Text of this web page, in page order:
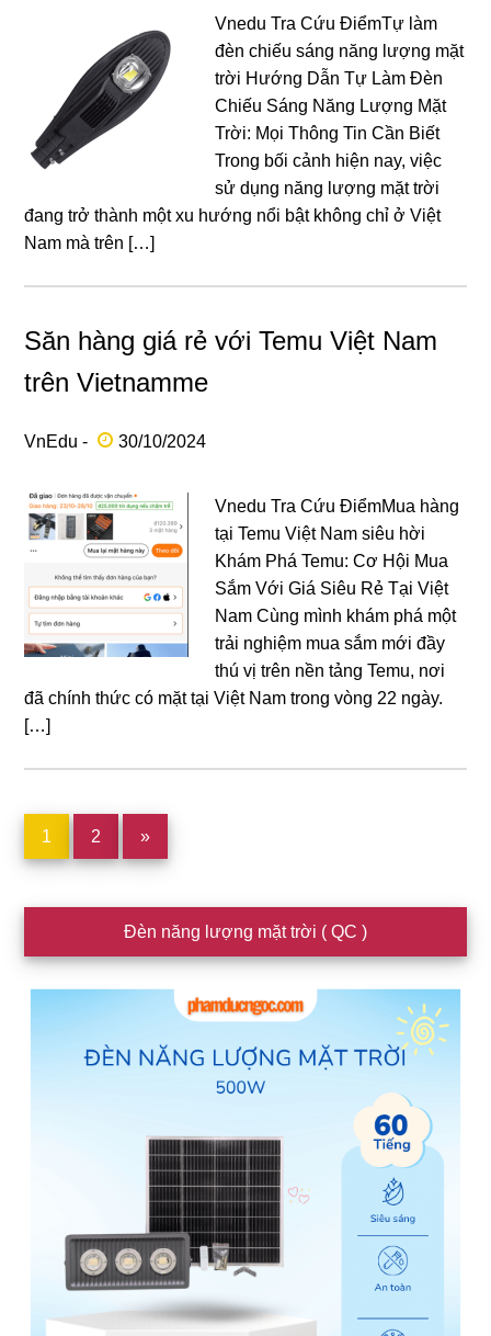
Vnedu Tra Cứu ĐiểmTự làm
đèn chiếu sáng năng lượng mặt
trời Hướng Dẫn Tự Làm Đèn
Chiếu Sáng Năng Lượng Mặt
Trời: Mọi Thông Tin Cần Biết
Trong bối cảnh hiện nay, việc
sử dụng năng lượng mặt trời
đang trở thành một xu hướng nổi bật không chỉ ở Việt
Nam mà trên […]
Săn hàng giá rẻ với Temu Việt Nam
trên Vietnamme
VnEdu - 30/10/2024
Vnedu Tra Cứu ĐiểmMua hàng
tại Temu Việt Nam siêu hời
Khám Phá Temu: Cơ Hội Mua
Sắm Với Giá Siêu Rẻ Tại Việt
Nam Cùng mình khám phá một
trải nghiệm mua sắm mới đầy
thú vị trên nền tảng Temu, nơi
đã chính thức có mặt tại Việt Nam trong vòng 22 ngày.
[…]
Trang
1 Trang
2 »
chính
Đèn năng lượng mặt trời ( QC )